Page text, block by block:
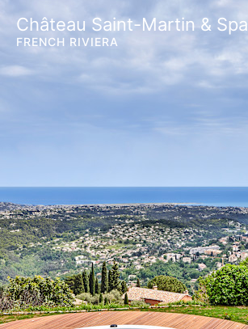
Château Saint-Martin & Spa
FRENCH RIVIERA